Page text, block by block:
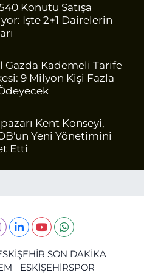
Konutu Satışa
İşte 2+1 Dairelerin
Gazda Kademeli Tarife
9 Milyon Kişi Fazla
Kent Konseyi,
Yeni Yönetimini
Etti
SON DAKİKA
ESKİŞEHİRSPOR